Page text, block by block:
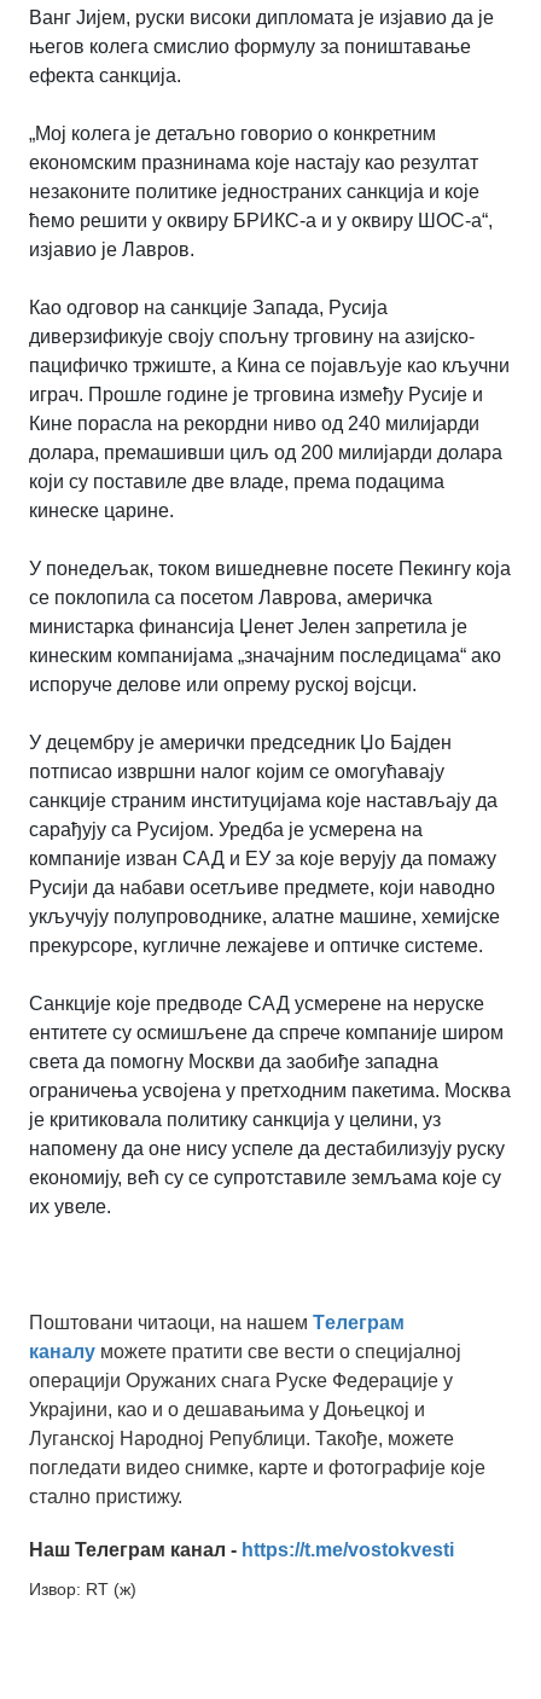
Ванг Јијем, руски високи дипломата је изјавио да је
његов колега смислио формулу за поништавање
ефекта санкција.
„Мој колега је детаљно говорио о конкретним
економским празнинама које настају као резултат
незаконите политике једностраних санкција и које
ћемо решити у оквиру БРИКС-а и у оквиру ШОС-а“,
изјавио је Лавров.
Као одговор на санкције Запада, Русија
диверзификује своју спољну трговину на азијско-
пацифичко тржиште, а Кина се појављује као кључни
играч. Прошле године је трговина између Русије и
Кине порасла на рекордни ниво од 240 милијарди
долара, премашивши циљ од 200 милијарди долара
који су поставиле две владе, према подацима
кинеске царине.
У понедељак, током вишедневне посете Пекингу која
се поклопила са посетом Лаврова, америчка
министарка финансија Џенет Јелен запретила је
кинеским компанијама „значајним последицама“ ако
испоруче делове или опрему руској војсци.
У децембру је амерички председник Џо Бајден
потписао извршни налог којим се омогућавају
санкције страним институцијама које настављају да
сарађују са Русијом. Уредба је усмерена на
компаније изван САД и ЕУ за које верују да помажу
Русији да набави осетљиве предмете, који наводно
укључују полупроводнике, алатне машине, хемијске
прекурсоре, кугличне лежајеве и оптичке системе.
Санкције које предводе САД усмерене на неруске
ентитете су осмишљене да спрече компаније широм
света да помогну Москви да заобиђе западна
ограничења усвојена у претходним пакетима. Москва
је критиковала политику санкција у целини, уз
напомену да оне нису успеле да дестабилизују руску
економију, већ су се супротставиле земљама које су
их увеле.
Поштовани читаоци, на нашем Tелеграм
каналу можете пратити све вести о специјалној
операцији Оружаних снага Руске Федерације у
Украјини, као и о дешавањима у Доњецкој и
Луганској Народној Републици. Такође, можете
погледати видео снимке, карте и фотографије које
стално пристижу.
Наш Телеграм канал - https://t.me/vostokvesti
Извор: RT (ж)